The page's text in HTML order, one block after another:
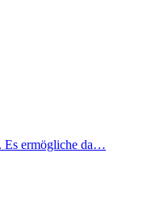
Es ermögliche da…